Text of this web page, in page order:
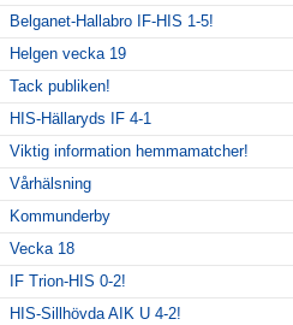
Belganet-Hallabro IF-HIS 1-5!
Helgen vecka 19
Tack publiken!
HIS-Hällaryds IF 4-1
Viktig information hemmamatcher!
Vårhälsning
Kommunderby
Vecka 18
IF Trion-HIS 0-2!
HIS-Sillhövda AIK U 4-2!